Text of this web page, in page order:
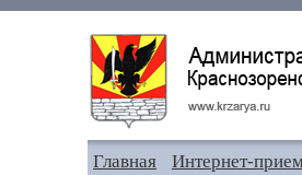
Главная Интернет-